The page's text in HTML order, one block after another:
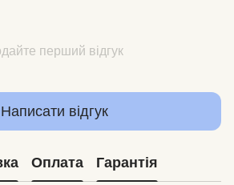
перший відгук
Написати відгук
Оплата Гарантія